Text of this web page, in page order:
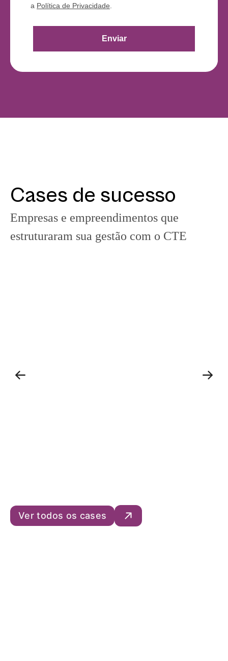
a Política de Privacidade
Enviar
Cases de sucesso
Empresas e empreendimentos que
estruturaram sua gestão com o CTE
Ver todos os cases